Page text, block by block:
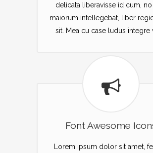
delicata liberavisse id cum,
maiorum intellegebat, liber
sit. Mea cu case ludus integre
Font Awesome
Lorem ipsum dolor sit amet,